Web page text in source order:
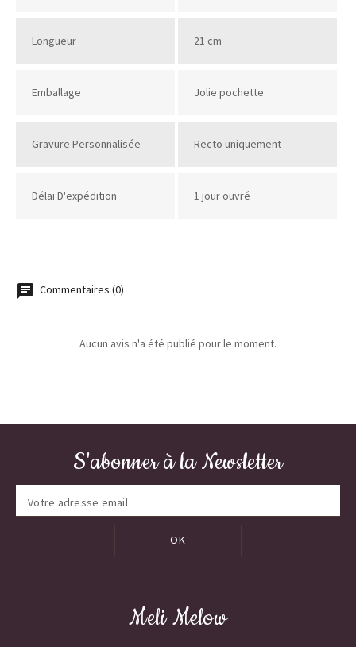
Longueur 21 cm
Emballage Jolie pochette
Gravure Personnalisée Recto uniquement
Délai D'expédition 1 jour ouvré
Commentaires (0)
Aucun avis n'a été publié pour le moment.
S'abonner à la Newsletter
OK
Meli Melow